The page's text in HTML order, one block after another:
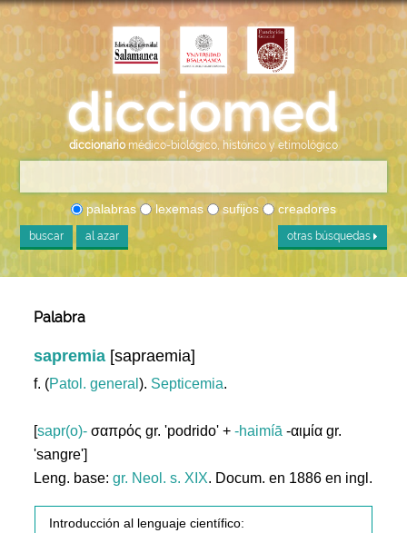
diccionario médico-biológico, histórico y etimológico
palabras lexemas sufijos creadores
buscar al azar otras búsquedas
Palabra
sapremia [sapraemia]
f. (Patol. general). Septicemia.
[sapr(o)- σαπρός gr. 'podrido' +-haimíā -αιμία gr.
'sangre']
Leng. base:gr. Neol. s. XIX. Docum. en 1886 en ingl.
Introducción al lenguaje científico: